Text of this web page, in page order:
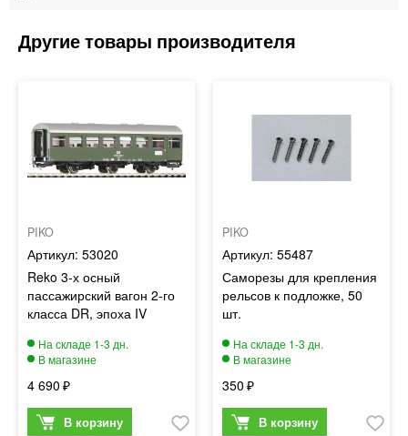
PIKO
53020
Reko 3-х осный
пассажирский вагон 2-го
класса DR, эпоха IV
4 690
PIKO
55487
Саморезы для крепления
рельсов к подложке, 50
шт.
350